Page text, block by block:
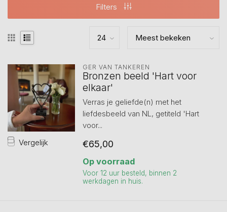
Filters
Vergelijk
GER VAN TANKEREN
Bronzen beeld 'Hart voor
elkaar'
Verras je geliefde(n) met het
liefdesbeeld van NL, getiteld 'Hart
voor...
€65,00
Op voorraad
Voor 12 uur besteld, binnen 2
werkdagen in huis.